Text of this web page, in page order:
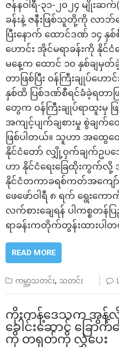
ဇန်နဝါရီ-၃၁-၂၀၂၄ မျိုးဆက်
ခန်းနဲ့ ဇနီးဖြစ်သူတို့ကို လာဘ်
ပြီးနောက် ထောင်ဒဏ် ၁၄
ဟောင်း အိုင်မရာခန်းကို နိုင်
မနေ့က ထောင် ၁၀ နှစ်ချမှတ်
တာဖြစ်ပြီး ဝန်ကြီးချုပ်ဟ
နှစ်ထိ ပြစ်ဒဏ်စီရင်ခံခဲ့ရတာ
တွေက ဝန်ကြီးချုပ်ရာထူးမှ
အကျင့်ပျက်ချစားမှု စွဲချက်
ဖြစ်ပါတယ်။ သူဟာ အထွေ
နိုင်ငံတော် လျှို့ဝှက်ချက်ဥပဒေနဲ့
ဟာ နိုင်ငံရေးခြေထိုးကွက်လို့
နိုင်ငံတကာခရစ်ကတ်အကျော်
ဖေဖော်ဝါရီ ၈ ရက် ရွေးကေ
လက်စားချေရန် ပါကစ္စတ
ရာခန်းကတိုက်တွန်းထားပါ
READ MORE
ကမ္ဘာ့သတင်း, သတင်း
ကိုးကန့်ဒေသက အွန်
ခေါင်းဆောင် ခြေ
ကို တရုတ်ကို လွှဲပေး